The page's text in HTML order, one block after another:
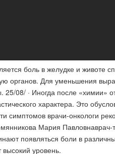
боль в желудке и животе
органов. Для уменьшения
08/ · Иногда после «химии»
характера. Это
симптомов врачи-онкологи
Мария Павловнаврач-
появляться боли в
уровень.